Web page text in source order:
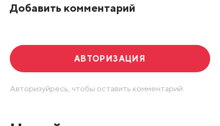
Добавить комментарий
АВТОРИЗАЦИЯ
Авторизуйресь, чтобы оставить комментарий.